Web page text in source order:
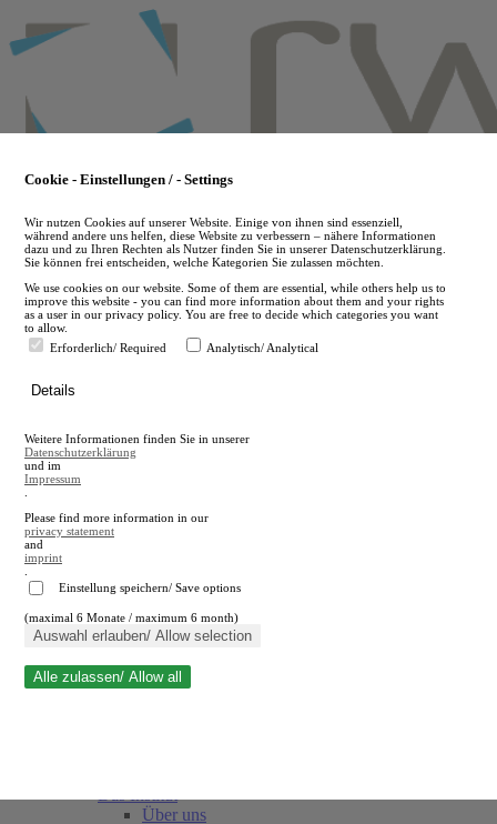
to
main
en
A
A
Suche schließen
Über uns
Cookie - Einstellungen / - Settings
Wir nutzen Cookies auf unserer Website. Einige von ihnen sind essenziell,
während andere uns helfen, diese Website zu verbessern – nähere Informationen
dazu und zu Ihren Rechten als Nutzer finden Sie in unserer Datenschutzerklärung.
Sie können frei entscheiden, welche Kategorien Sie zulassen möchten.
We use cookies on our website. Some of them are essential, while others help us to
improve this website - you can find more information about them and your rights
as a user in our privacy policy. You are free to decide which categories you want
to allow.
Erforderlich/ Required
Analytisch/ Analytical
Details
Weitere Informationen finden Sie in unserer
Datenschutzerklärung
und im
Impressum
Please find more information in our
privacy statement
and
imprint
Einstellung speichern/ Save options
(maximal 6 Monate / maximum 6 month)
Auswahl erlauben/ Allow selection
Alle zulassen/ Allow all